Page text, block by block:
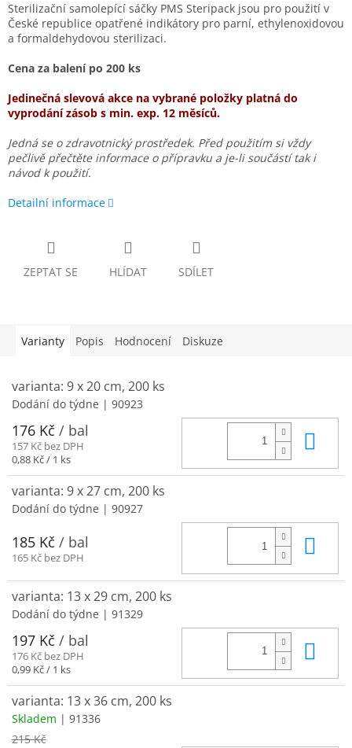
Sterilizační samolepící sáčky PMS Steripack jsou pro použití v
České republice opatřené indikátory pro parní, ethylenoxidovou
a formaldehydovou sterilizaci.
Cena za balení po 200 ks
Jedinečná slevová akce na vybrané položky platná do
vyprodání zásob s min. exp. 12 měsíců.
Jedná se o zdravotnický prostředek. Před použitím si vždy
pečlivě přečtěte informace o přípravku a je-li součástí tak i
návod k použití.
Detailní informace
ZEPTAT SE HLÍDAT SDÍLET
Varianty Popis Hodnocení Diskuze
varianta: 9 x 20 cm, 200 ks
Dodání do týdne | 90923
176 Kč / bal
157 Kč bez DPH
Měrná
cena:
0,88 Kč / 1 ks
varianta: 9 x 27 cm, 200 ks
Dodání do týdne | 90927
185 Kč / bal
165 Kč bez DPH
varianta: 13 x 29 cm, 200 ks
Dodání do týdne | 91329
197 Kč / bal
176 Kč bez DPH
Měrná
0,99 Kč / 1 ks
varianta: 13 x 36 cm, 200 ks
Skladem | 91336
215 Kč